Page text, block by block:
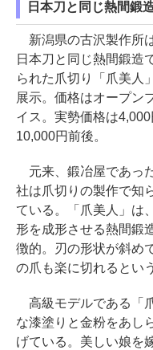
日本刀と同じ熱間鍛
新潟県の古沢製作所は
日本刀と同じ熱間鍛造
られた爪切り「爪美人
展示。価格はオープン
イス。実勢価格は4,000
10,000円前後。
元来、鍛冶屋であっ
社は爪切りの製作で知
ている。「爪美人」は
形を成形させる熱間鍛
徴的。刃の形状が斜め
の爪も楽に切れるという
高級モデルである「
な漆塗りと金粉をあし
げている。美しい娘を